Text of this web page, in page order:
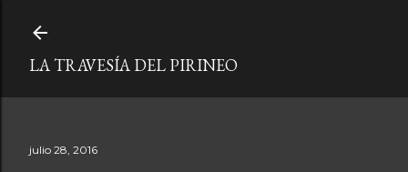
LA TRAVESÍA DEL PIRINEO
julio 28, 2016